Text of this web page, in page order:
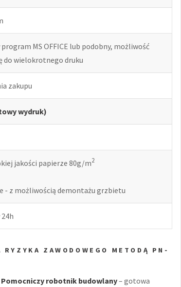
MS OFFICE lub podobny, możliwość
do wielokrotnego druku
zakupu
wydruk)
jakości papierze 80g/m2
- z możliwością demontażu grzbietu
ZAWODOWEGO METODĄ PN-
robotnik budowlany– gotowa